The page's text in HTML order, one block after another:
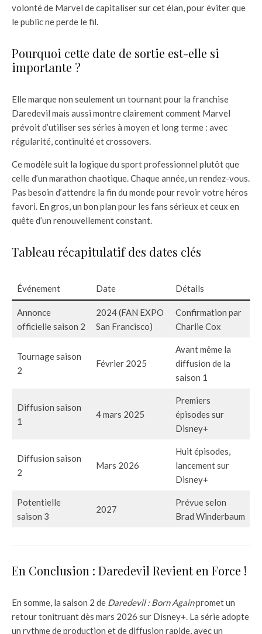
volonté de Marvel de capitaliser sur cet élan, pour éviter que
le public ne perde le fil.
Pourquoi cette date de sortie est-elle si
importante ?
Elle marque non seulement un tournant pour la franchise
Daredevil mais aussi montre clairement comment Marvel
prévoit d’utiliser ses séries à moyen et long terme : avec
régularité, continuité et crossovers.
Ce modèle suit la logique du sport professionnel plutôt que
celle d’un marathon chaotique. Chaque année, un rendez-vous.
Pas besoin d’attendre la fin du monde pour revoir votre héros
favori. En gros, un bon plan pour les fans sérieux et ceux en
quête d’un renouvellement constant.
Tableau récapitulatif des dates clés
Événement Date Détails
Annonce
officielle saison 2
2024 (FAN EXPO
San Francisco)
Confirmation par
Charlie Cox
Tournage saison
2
Février 2025
Avant même la
diffusion de la
saison 1
Diffusion saison
1
4 mars 2025
Premiers
épisodes sur
Disney+
Diffusion saison
2
Mars 2026
Huit épisodes,
lancement sur
Disney+
Potentielle
saison 3
2027
Prévue selon
Brad Winderbaum
En Conclusion : Daredevil Revient en Force !
En somme, la saison 2 de Daredevil : Born Againpromet un
retour tonitruant dès mars 2026 sur Disney+. La série adopte
un rythme de production et de diffusion rapide, avec un